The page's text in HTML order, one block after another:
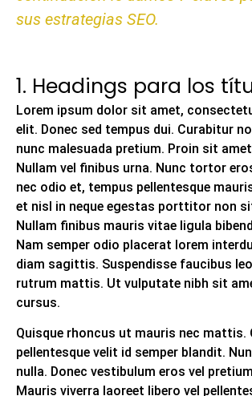
sus estrategias SEO.
1. Headings para los
Lorem ipsum dolor sit amet,
elit. Donec sed tempus dui. Curabitur
nunc malesuada pretium. Proin sit
Nullam vel finibus urna. Nunc tortor
nec odio et, tempus pellentesque
et nisl in neque egestas porttitor non
Nullam finibus mauris vitae ligula
Nam semper odio placerat lorem
diam sagittis. Suspendisse faucibus
rutrum mattis. Ut vulputate nibh sit
cursus.
Quisque rhoncus ut mauris nec mattis.
pellentesque velit id semper blandit.
nulla. Donec vestibulum eros vel
Mauris viverra laoreet libero vel